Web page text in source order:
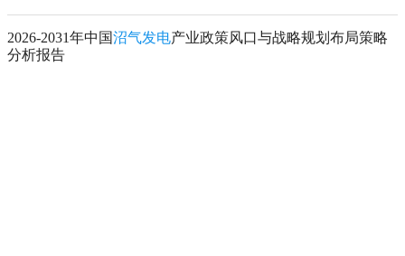
2026-2031年中国沼气发电产业政策风口与战略规划布局策略
分析报告